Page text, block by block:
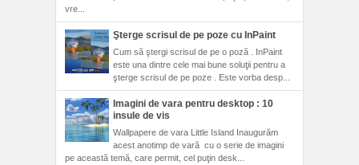
vre...
Şterge scrisul de pe poze cu InPaint
Cum să ştergi scrisul de pe o poză . InPaint
este una dintre cele mai bune soluţii pentru a
şterge scrisul de pe poze . Este vorba desp...
Imagini de vara pentru desktop : 10
insule de vis
Wallpapere de vara Little Island Inaugurăm
acest anotimp de vară cu o serie de imagini
pe această temă, care permit, cel puţin desk...